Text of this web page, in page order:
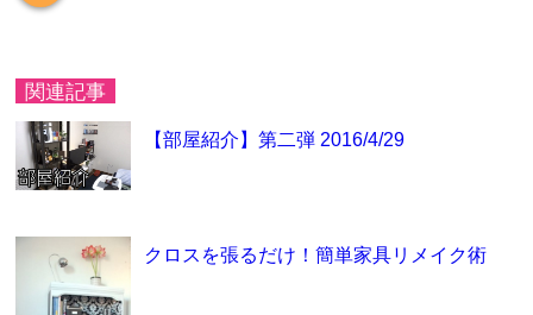
関連記事
【部屋紹介】第二弾 2016/4/29
クロスを張るだけ！簡単家具リメイク術